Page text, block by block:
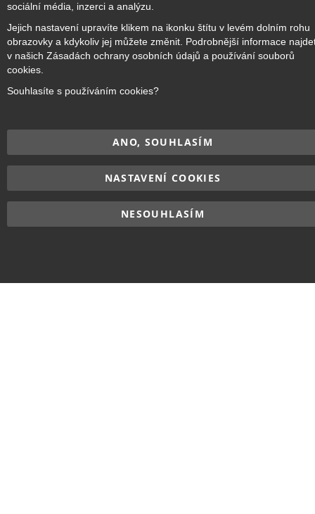
Přihlásit odběr
vyhrazena.
sociální média, inzerci a analýzu.
Jejich nastavení upravíte klikem na ikonku štítu v levém dolním rohu
obrazovky a kdykoliv jej můžete změnit. Podrobnější informace
v našich Zásadách ochrany osobních údajů a používání souborů
cookies.
Souhlasíte s používáním cookies?
ANO, SOUHLASÍM
NASTAVENÍ COOKIES
NESOUHLASÍM